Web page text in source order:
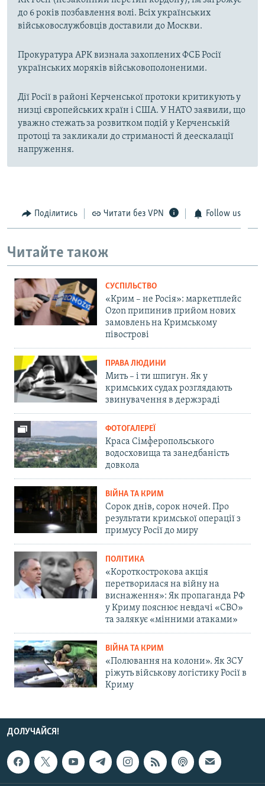
до 6 років позбавлення волі. Всіх українських
військовослужбовців доставили до Москви.
Прокуратура АРК визнала захоплених ФСБ Росії
українських моряків військовополоненими.
Дії Росії в районі Керченської протоки критикують у
низці європейських країн і США. У НАТО заявили, що
уважно стежать за розвитком подій у Керченській
протоці та закликали до стриманості й деескалації
напруження.
Поділитись Читати без VPN Follow us
Читайте також
СУСПІЛЬСТВО
«Крим – не Росія»: маркетплейс
Ozon припинив прийом нових
замовлень на Кримському
півострові
ПРАВА ЛЮДИНИ
Мить – і ти шпигун. Як у
кримських судах розглядають
звинувачення в держзраді
ФОТОГАЛЕРЕЇ
Краса Сімферопольського
водосховища та занедбаність
довкола
ВІЙНА ТА КРИМ
Сорок днів, сорок ночей. Про
результати кримської операції з
примусу Росії до миру
ПОЛІТИКА
«Короткострокова акція
перетворилася на війну на
виснаження»: Як пропаганда РФ
у Криму пояснює невдачі «СВО»
та залякує «мінними атаками»
ВІЙНА ТА КРИМ
«Полювання на колони». Як ЗСУ
ріжуть військову логістику Росії в
Криму
ДОЛУЧАЙСЯ!